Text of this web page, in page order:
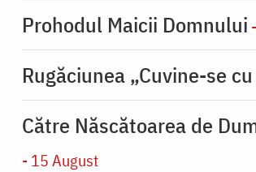
Prohodul Maicii Domnului
Rugăciunea „Cuvine-se
Către Născătoarea de
- 15 August